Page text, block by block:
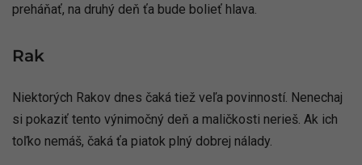
preháňať, na druhý deň ťa bude bolieť hlava.
Rak
Niektorých Rakov dnes čaká tiež veľa povinností. Nenechaj
si pokaziť tento výnimočný deň a maličkosti nerieš. Ak ich
toľko nemáš, čaká ťa piatok plný dobrej nálady.